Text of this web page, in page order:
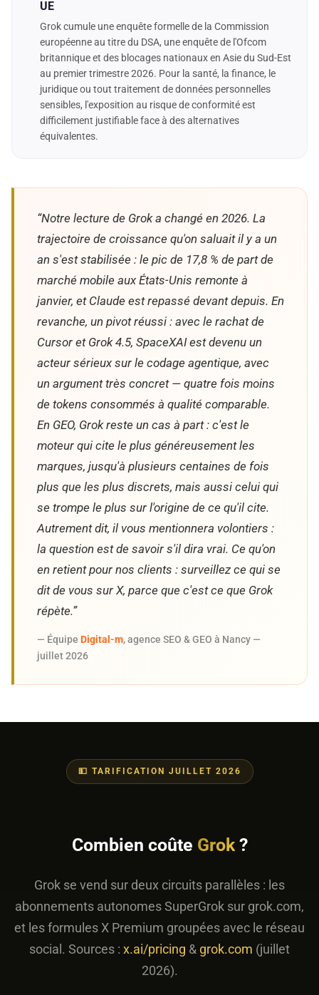
UE
Grok cumule une enquête formelle de la Commission
européenne au titre du DSA, une enquête de l'Ofcom
britannique et des blocages nationaux en Asie du Sud-Est
au premier trimestre 2026. Pour la santé, la finance, le
juridique ou tout traitement de données personnelles
sensibles, l'exposition au risque de conformité est
difficilement justifiable face à des alternatives
équivalentes.
“Notre lecture de Grok a changé en 2026. La
trajectoire de croissance qu'on saluait il y a un
an s'est stabilisée : le pic de 17,8 % de part de
marché mobile aux États-Unis remonte à
janvier, et Claude est repassé devant depuis. En
revanche, un pivot réussi : avec le rachat de
Cursor et Grok 4.5, SpaceXAI est devenu un
acteur sérieux sur le codage agentique, avec
un argument très concret — quatre fois moins
de tokens consommés à qualité comparable.
En GEO, Grok reste un cas à part : c'est le
moteur qui cite le plus généreusement les
marques, jusqu'à plusieurs centaines de fois
plus que les plus discrets, mais aussi celui qui
se trompe le plus sur l'origine de ce qu'il cite.
Autrement dit, il vous mentionnera volontiers :
la question est de savoir s'il dira vrai. Ce qu'on
en retient pour nos clients : surveillez ce qui se
dit de vous sur X, parce que c'est ce que Grok
répète.”
— Équipe Digital-m, agence SEO & GEO à Nancy —
juillet 2026
💵 TARIFICATION JUILLET 2026
Combien coûte Grok?
Grok se vend sur deux circuits parallèles : les
abonnements autonomes SuperGrok sur grok.com,
et les formules X Premium groupées avec le réseau
social. Sources : x.ai/pricing & grok.com (juillet
2026).